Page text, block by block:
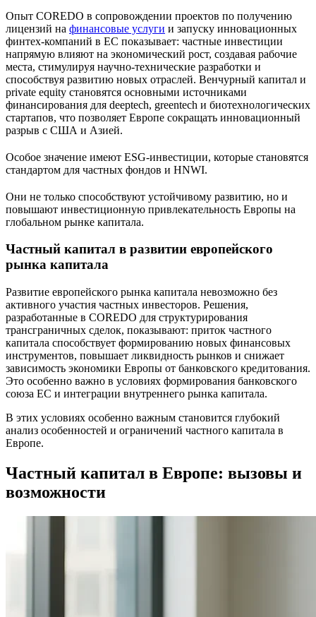
Опыт COREDO в сопровождении проектов по получению
лицензий на финансовые услуги и запуску инновационных
финтех-компаний в ЕС показывает: частные инвестиции
напрямую влияют на экономический рост, создавая рабочие
места, стимулируя научно-технические разработки и
способствуя развитию новых отраслей. Венчурный капитал и
private equity становятся основными источниками
финансирования для deeptech, greentech и биотехнологических
стартапов, что позволяет Европе сокращать инновационный
разрыв с США и Азией.
Особое значение имеют ESG-инвестиции, которые становятся
стандартом для частных фондов и HNWI.
Они не только способствуют устойчивому развитию, но и
повышают инвестиционную привлекательность Европы на
глобальном рынке капитала.
Частный капитал в развитии европейского
рынка капитала
Развитие европейского рынка капитала невозможно без
активного участия частных инвесторов. Решения,
разработанные в COREDO для структурирования
трансграничных сделок, показывают: приток частного
капитала способствует формированию новых финансовых
инструментов, повышает ликвидность рынков и снижает
зависимость экономики Европы от банковского кредитования.
Это особенно важно в условиях формирования банковского
союза ЕС и интеграции внутреннего рынка капитала.
В этих условиях особенно важным становится глубокий
анализ особенностей и ограничений частного капитала в
Европе.
Частный капитал в Европе: вызовы и
возможности